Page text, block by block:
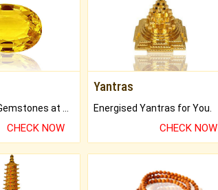
Buy Genuine Gemstones at Best Prices.
CHECK NOW
Yantras
Energised Yantras for You.
CHECK NOW